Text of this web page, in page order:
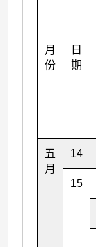
月
份
日
期
五
月
14
15